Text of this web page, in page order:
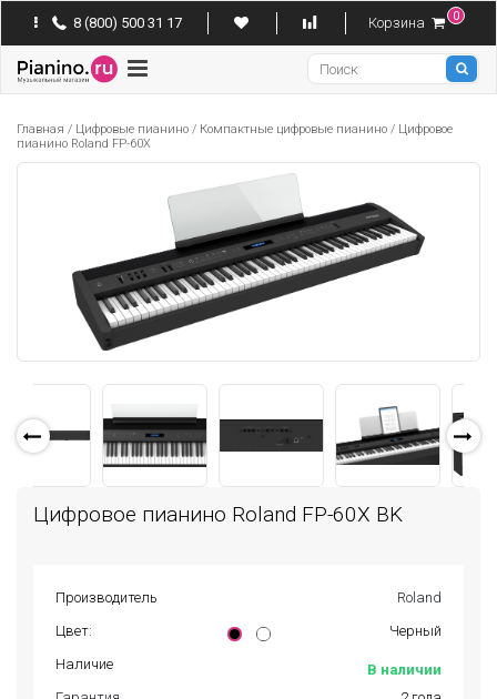
8 (800) 500 31 17 Корзина 0
Pianino
Главная / Цифровые пианино / Компактные цифровые пианино / Цифровое
пианино Roland FP-60X
Цифровое пианино Roland FP-60X BK
Производитель
Roland
Цвет:
Черный
Наличие
В наличии